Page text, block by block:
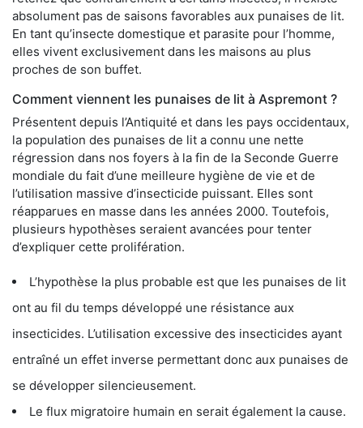
absolument pas de saisons favorables aux punaises de lit.
En tant qu’insecte domestique et parasite pour l’homme,
elles vivent exclusivement dans les maisons au plus
proches de son buffet.
Comment viennent les punaises de lit à Aspremont ?
Présentent depuis l’Antiquité et dans les pays occidentaux,
la population des punaises de lit a connu une nette
régression dans nos foyers à la fin de la Seconde Guerre
mondiale du fait d’une meilleure hygiène de vie et de
l’utilisation massive d’insecticide puissant. Elles sont
réapparues en masse dans les années 2000. Toutefois,
plusieurs hypothèses seraient avancées pour tenter
d’expliquer cette prolifération.
L’hypothèse la plus probable est que les punaises de lit
ont au fil du temps développé une résistance aux
insecticides. L’utilisation excessive des insecticides ayant
entraîné un effet inverse permettant donc aux punaises de
se développer silencieusement.
Le flux migratoire humain en serait également la cause.